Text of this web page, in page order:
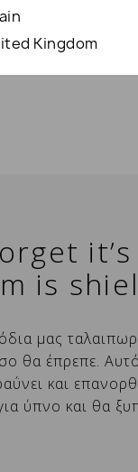
Όνομα
Kingdom
is
μας
θα έπρεπε.
και
ύπνο και θα